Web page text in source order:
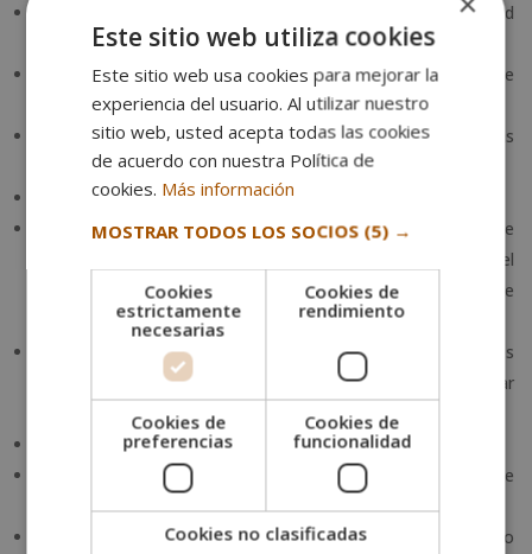
Organizar y optimizar la visibilidad, distribución y notoriedad
del producto audiovisual obtenido.
Colaborar con el productor en la definición del plan de
producción y en su ejecución práctica.
Realizar lascitacionesde personal, gestionar las
acreditaciones y obtener los permisos requeridos.
Organizar el archivo de la documentación utilizada.
Reunir el material audiovisual y técnico preciso. Te
encargarás de obtener los vehículos, los alojamientos, el
avituallamiento para los profesionales o los equipos de
posproducción, por ejemplo.
Asistir a etapas técnicas, como las grabaciones, los
montajes y los directos. Tu cometido siempre será aportar
todo lo que haga falta.
Contribuir en la gestión y la administración de las dietas.
Realizar pequeños pagos dentro del presupuesto de
producción existente.
En consecuencia, ayudar a la gestión y el aprovechamiento
Este sitio web utiliza cookies
Este sitio web usa cookies para mejorar la
experiencia del usuario. Al utilizar nuestro
sitio web, usted acepta todas las cookies
de acuerdo con nuestra Política de
cookies. Más información
MOSTRAR TODOS LOS SOCIOS (5) →
Cookies
estrictamente
necesarias
Cookies de
rendimiento
Cookies de
preferencias
Cookies de
funcionalidad
Cookies no clasificadas